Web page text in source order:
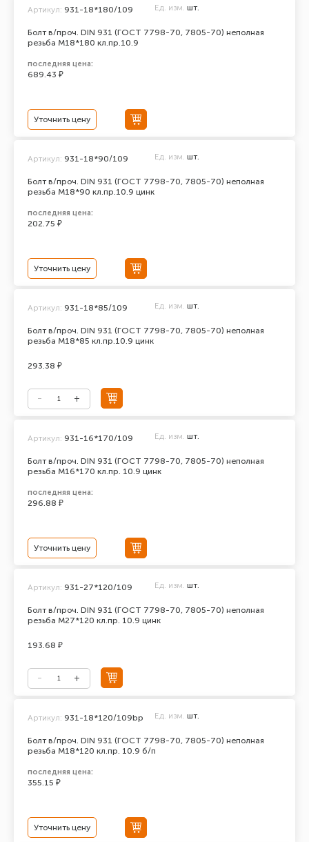
Болт в/проч. DIN 931 (ГОСТ 7798-70, 7805-70) неполная
резьба М18*180 кл.пр.10.9
Артикул: 931-18*180/109 Ед. изм. шт.
последняя цена:
689.43 ₽
Уточнить цену
Болт в/проч. DIN 931 (ГОСТ 7798-70, 7805-70) неполная
резьба М18*90 кл.пр.10.9 цинк
Артикул: 931-18*90/109 Ед. изм. шт.
последняя цена:
202.75 ₽
Уточнить цену
Болт в/проч. DIN 931 (ГОСТ 7798-70, 7805-70) неполная
резьба М18*85 кл.пр.10.9 цинк
Артикул: 931-18*85/109 Ед. изм. шт.
293.38 ₽
Болт в/проч. DIN 931 (ГОСТ 7798-70, 7805-70) неполная
резьба М16*170 кл.пр. 10.9 цинк
Артикул: 931-16*170/109 Ед. изм. шт.
последняя цена:
296.88 ₽
Уточнить цену
Болт в/проч. DIN 931 (ГОСТ 7798-70, 7805-70) неполная
резьба М27*120 кл.пр. 10.9 цинк
Артикул: 931-27*120/109 Ед. изм. шт.
193.68 ₽
Болт в/проч. DIN 931 (ГОСТ 7798-70, 7805-70) неполная
резьба М18*120 кл.пр. 10.9 б/п
Артикул: 931-18*120/109bp Ед. изм. шт.
последняя цена:
355.15 ₽
Уточнить цену